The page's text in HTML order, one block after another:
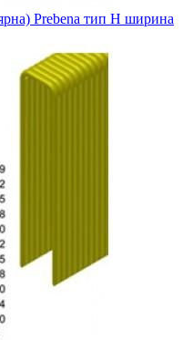
Prebena тип H ширина